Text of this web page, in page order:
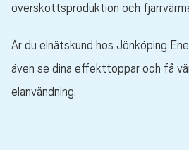
överskottsproduktion och
Är du elnätskund hos Jönköping
även se dina effekttoppar och få
elanvändning.